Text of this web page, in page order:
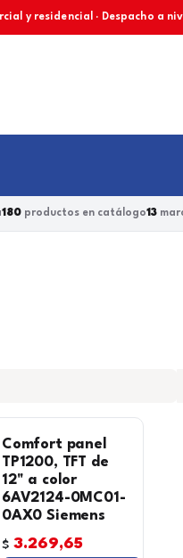
y residencial · Despacho a
180 productos en catálogo13
Comfort panel
TP1200, TFT de
12" a color
6AV2124-0MC01-
0AX0 Siemens
$ 3.269,65